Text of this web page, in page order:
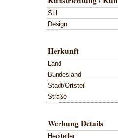
Stil
Design
Herkunft
Land
Bundesland
Stadt/Ortsteil
Straße
Werbung Details
Hersteller